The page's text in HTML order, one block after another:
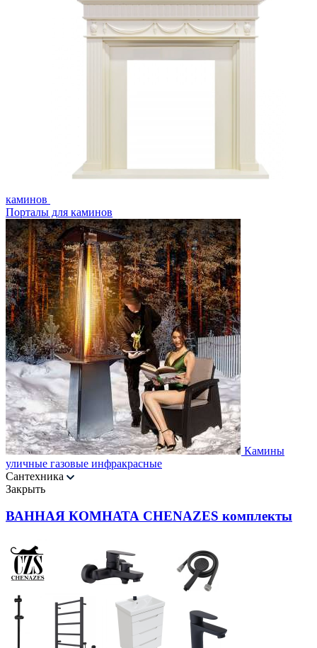
каминов
Порталы для каминов
Камины
уличные газовые инфракрасные
Сантехника
Закрыть
ВАННАЯ КОМНАТА CHENAZES комплекты